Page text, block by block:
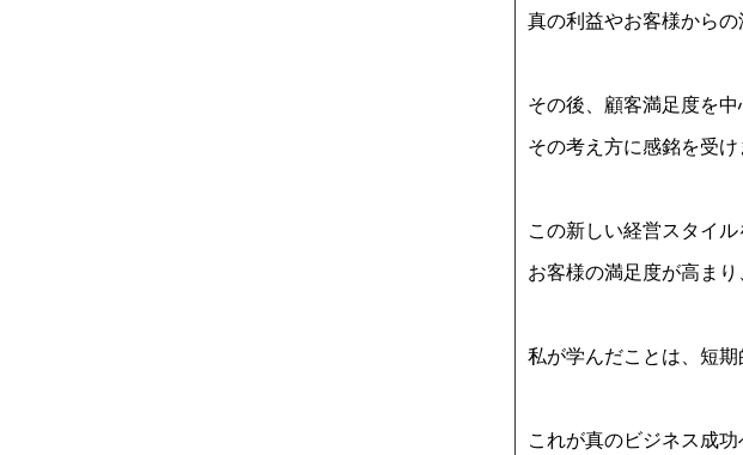
真の利益やお客様からの
その後、顧客満足度を
その考え方に感銘を受け
この新しい経営スタイル
お客様の満足度が高ま
私が学んだことは、短
これが真のビジネス成